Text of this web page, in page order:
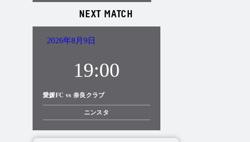
NEXT MATCH
2026年8月9日
19:00
ニンスタ
愛媛FC vs 奈良クラブ